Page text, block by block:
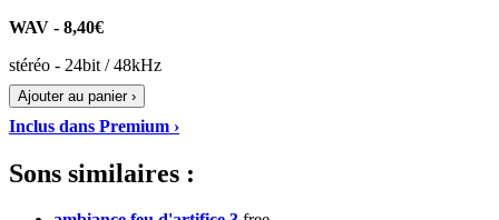
WAV - 8,40€
stéréo - 24bit / 48kHz
Ajouter au panier ›
Inclus dans Premium ›
Sons similaires :